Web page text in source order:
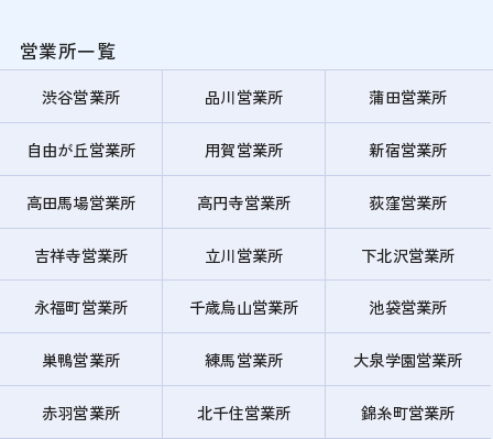
営業所一覧
渋谷営業所 品川営業所 蒲田営業所
自由が丘営業所 用賀営業所 新宿営業所
高田馬場営業所 高円寺営業所 荻窪営業所
吉祥寺営業所 立川営業所 下北沢営業所
永福町営業所 千歳烏山営業所 池袋営業所
巣鴨営業所 練馬営業所 大泉学園営業所
赤羽営業所 北千住営業所 錦糸町営業所